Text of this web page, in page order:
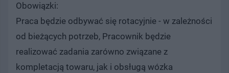
Obowiązki:
Praca będzie odbywać się rotacyjnie - w zależności
od bieżących potrzeb, Pracownik będzie
realizować zadania zarówno związane z
kompletacją towaru, jak i obsługą wózka